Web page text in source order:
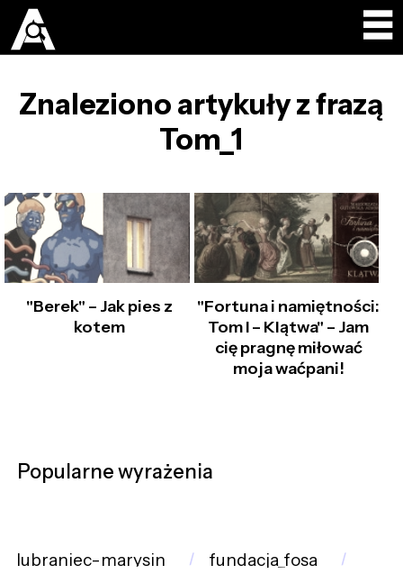
Znaleziono artykuły z frazą
Tom_1
"Berek" – Jak pies z
kotem
"Fortuna i namiętności:
Tom I – Klątwa" – Jam
cię pragnę miłować
moja waćpani!
Popularne wyrażenia
lubraniec-marysin
fundacja_fosa